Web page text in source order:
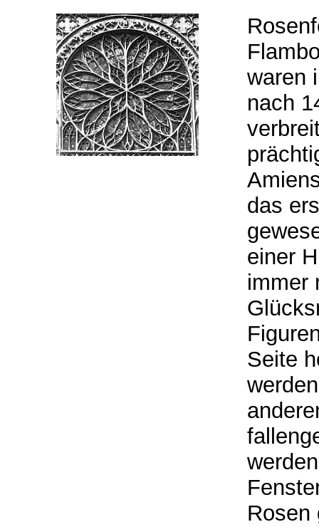
waren
nach
das
einer
immer
Seite
Rosen